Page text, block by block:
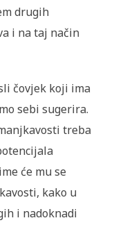
drugih
i na taj način
čovjek koji ima
sebi sugerira.
treba
će mu se
kako u
i nadoknadi